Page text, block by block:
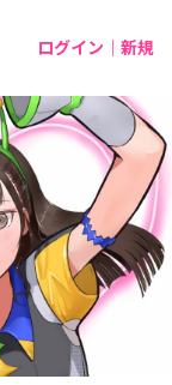
ログイン｜新規